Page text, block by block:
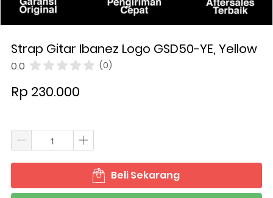
Strap Gitar Ibanez Logo GSD50-YE, Yellow
0.0 (0)
Rp 230.000
` Beli Sekarang